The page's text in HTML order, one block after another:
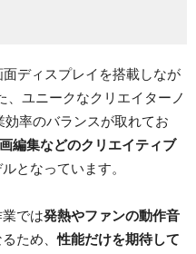
ディスプレイを搭載しなが
、ユニークなクリエイターノ
効率のバランスが取れてお
編集などのクリエイティブ
となっています。
では発熱やファンの動作音
ため、性能だけを期待して